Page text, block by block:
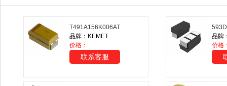
T491A156K006AT
品牌：KEMET
价格：
联系客服
品牌
价格